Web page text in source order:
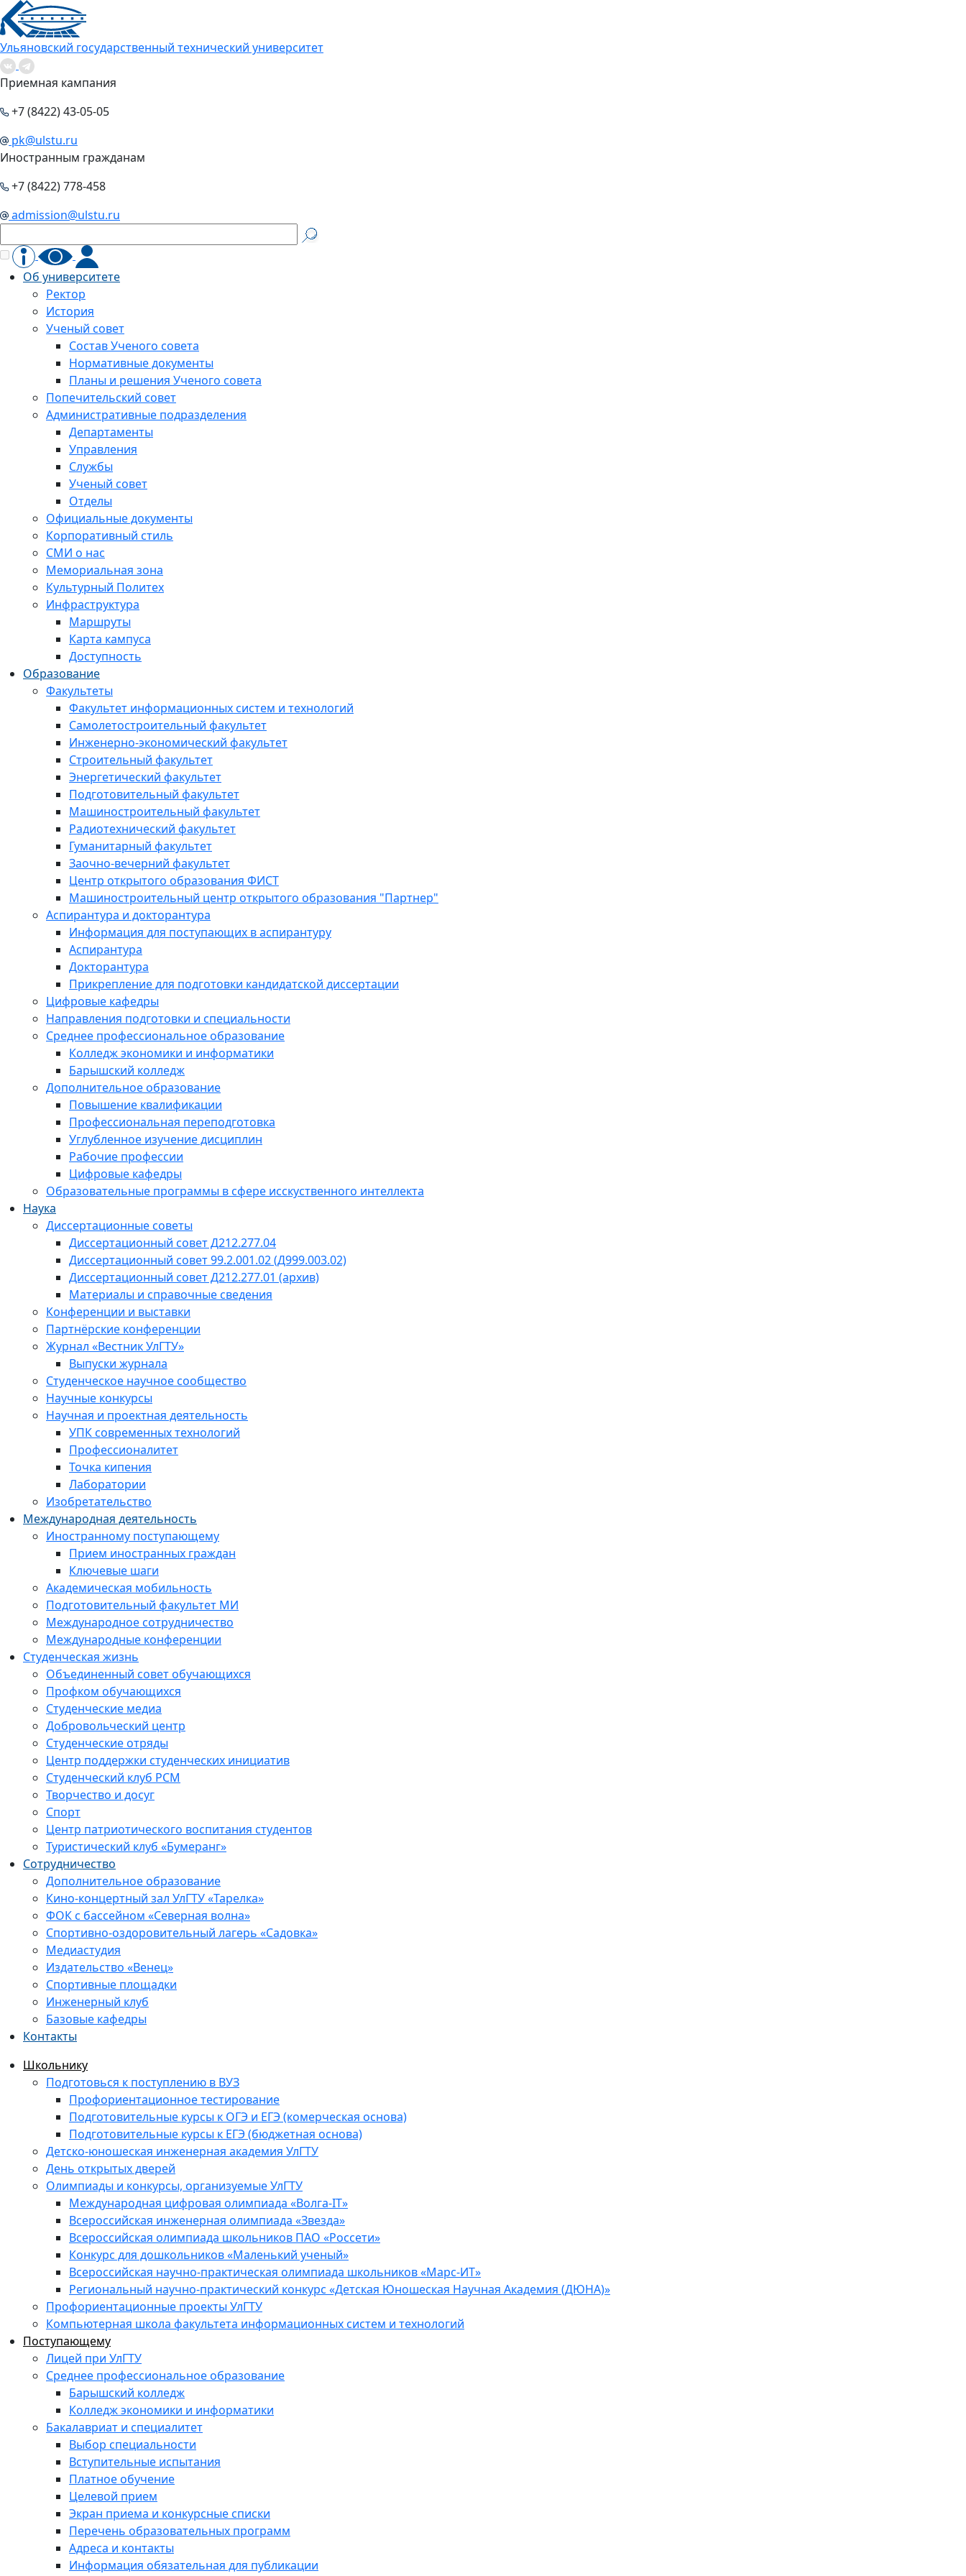
Ульяновский государственный технический университет
Приемная кампания
+7 (8422) 43-05-05
pk@ulstu.ru
Иностранным гражданам
+7 (8422) 778-458
admission@ulstu.ru
Об университете
Ректор
История
Ученый совет
Состав Ученого совета
Нормативные документы
Планы и решения Ученого совета
Попечительский совет
Административные подразделения
Департаменты
Управления
Службы
Ученый совет
Отделы
Официальные документы
Корпоративный стиль
СМИ о нас
Мемориальная зона
Культурный Политех
Инфраструктура
Маршруты
Карта кампуса
Доступность
Образование
Факультеты
Факультет информационных систем и технологий
Самолетостроительный факультет
Инженерно-экономический факультет
Строительный факультет
Энергетический факультет
Подготовительный факультет
Машиностроительный факультет
Радиотехнический факультет
Гуманитарный факультет
Заочно-вечерний факультет
Центр открытого образования ФИСТ
Машиностроительный центр открытого образования "Партнер"
Аспирантура и докторантура
Информация для поступающих в аспирантуру
Аспирантура
Докторантура
Прикрепление для подготовки кандидатской диссертации
Цифровые кафедры
Направления подготовки и специальности
Среднее профессиональное образование
Колледж экономики и информатики
Барышский колледж
Дополнительное образование
Повышение квалификации
Профессиональная переподготовка
Углубленное изучение дисциплин
Рабочие профессии
Цифровые кафедры
Образовательные программы в сфере исскуственного интеллекта
Наука
Диссертационные советы
Диссертационный совет Д212.277.04
Диссертационный совет 99.2.001.02 (Д999.003.02)
Диссертационный совет Д212.277.01 (архив)
Материалы и справочные сведения
Конференции и выставки
Партнёрские конференции
Журнал «Вестник УлГТУ»
Выпуски журнала
Студенческое научное сообщество
Научные конкурсы
Научная и проектная деятельность
УПК современных технологий
Профессионалитет
Точка кипения
Лаборатории
Изобретательство
Международная деятельность
Иностранному поступающему
Прием иностранных граждан
Ключевые шаги
Академическая мобильность
Подготовительный факультет МИ
Международное сотрудничество
Международные конференции
Студенческая жизнь
Объединенный совет обучающихся
Профком обучающихся
Студенческие медиа
Добровольческий центр
Студенческие отряды
Центр поддержки студенческих инициатив
Студенческий клуб РСМ
Творчество и досуг
Спорт
Центр патриотического воспитания студентов
Туристический клуб «Бумеранг»
Сотрудничество
Дополнительное образование
Кино-концертный зал УлГТУ «Тарелка»
ФОК с бассейном «Северная волна»
Спортивно-оздоровительный лагерь «Садовка»
Медиастудия
Издательство «Венец»
Спортивные площадки
Инженерный клуб
Базовые кафедры
Контакты
Школьнику
Подготовься к поступлению в ВУЗ
Профориентационное тестирование
Подготовительные курсы к ОГЭ и ЕГЭ (комерческая основа)
Подготовительные курсы к ЕГЭ (бюджетная основа)
Детско-юношеская инженерная академия УлГТУ
День открытых дверей
Олимпиады и конкурсы, организуемые УлГТУ
Международная цифровая олимпиада «Волга-IT»
Всероссийская инженерная олимпиада «Звезда»
Всероссийская олимпиада школьников ПАО «Россети»
Конкурс для дошкольников «Маленький ученый»
Всероссийская научно-практическая олимпиада школьников «Марс-ИТ»
Региональный научно-практический конкурс «Детская Юношеская Научная Академия (ДЮНА)»
Профориентационные проекты УлГТУ
Компьютерная школа факультета информационных систем и технологий
Поступающему
Лицей при УлГТУ
Среднее профессиональное образование
Барышский колледж
Колледж экономики и информатики
Бакалавриат и специалитет
Выбор специальности
Вступительные испытания
Платное обучение
Целевой прием
Экран приема и конкурсные списки
Перечень образовательных программ
Адреса и контакты
Информация обязательная для публикации